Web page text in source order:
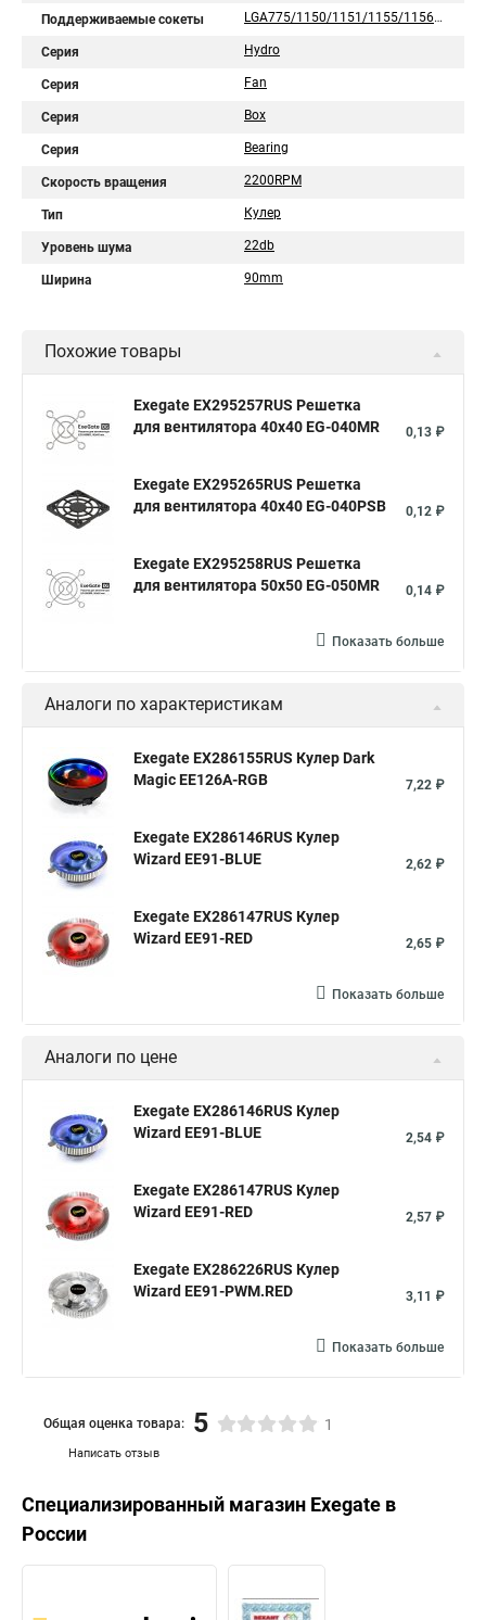
Поддерживаемые сокеты LGA775/1150/1151/1155/1156/1200/1700/1851/AM2/AM2+/AM3/AM3+/AM4/AM5/FM1/FM2/754/939/940
Серия Hydro
Серия Fan
Серия Box
Серия Bearing
Скорость вращения 2200RPM
Тип Кулер
Уровень шума 22db
Ширина 90mm
Похожие товары
Exegate EX295257RUS Решетка
для вентилятора 40x40 EG-040MR
0,13 ₽
Exegate EX295265RUS Решетка
для вентилятора 40x40 EG-040PSB
0,12 ₽
Exegate EX295258RUS Решетка
для вентилятора 50х50 EG-050MR
0,14 ₽
Показать больше
Аналоги по характеристикам
Exegate EX286155RUS Кулер Dark
Magic EE126A-RGB
7,22 ₽
Exegate EX286146RUS Кулер
Wizard EE91-BLUE
2,62 ₽
Exegate EX286147RUS Кулер
Wizard EE91-RED
2,65 ₽
Показать больше
Аналоги по цене
Exegate EX286146RUS Кулер
Wizard EE91-BLUE
2,54 ₽
Exegate EX286147RUS Кулер
Wizard EE91-RED
2,57 ₽
Exegate EX286226RUS Кулер
Wizard EE91-PWM.RED
3,11 ₽
Показать больше
Написать отзыв
Общая оценка товара: 5 1
Специализированный магазин Exegate в
России